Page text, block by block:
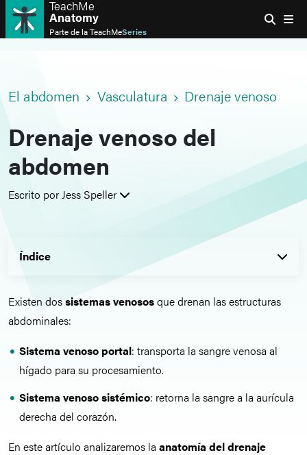
TeachMe
Anatomy
Parte de laTeachMeSeries
El abdomen Vasculatura Drenaje venoso
Drenaje venoso del
abdomen
Escrito por Jess Speller
Índice
Existen dossistemas venososque drenan las estructuras
abdominales:
Sistema venoso portal: transporta la sangre venosa al
hígado para su procesamiento.
Sistema venososistémico: retorna la sangre a la aurícula
derecha del corazón.
En este artículo analizaremos la anatomía del drenaje